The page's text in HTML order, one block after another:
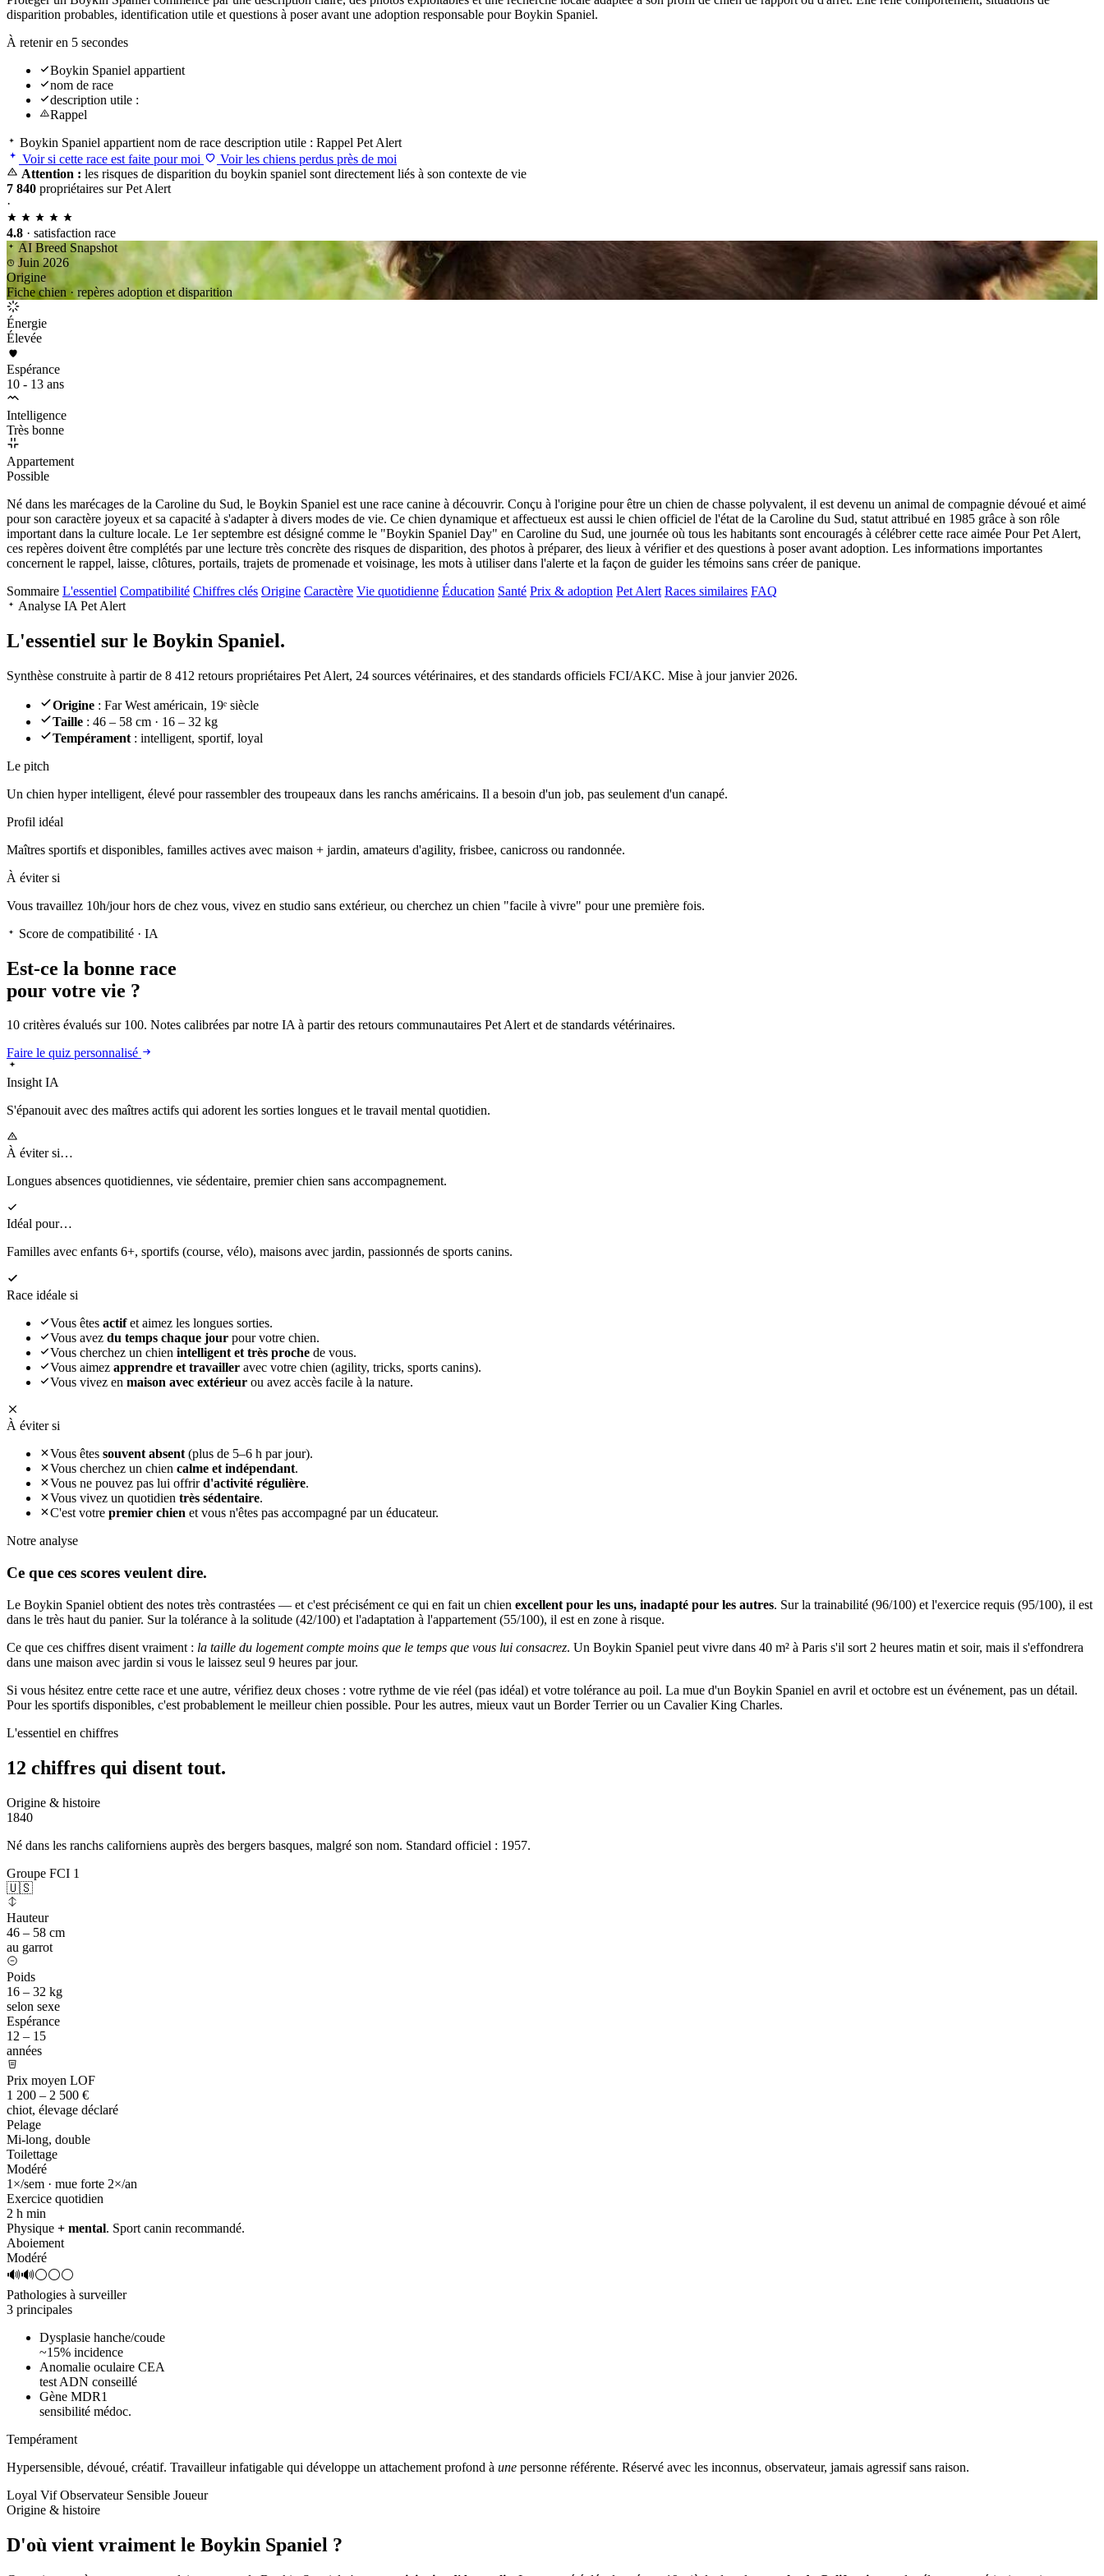
disparition probables, identification utile et questions à poser avant une adoption responsable pour Boykin Spaniel.
À retenir en 5 secondes
Boykin Spaniel appartient
nom de race
description utile :
Rappel
Boykin Spaniel appartient nom de race description utile : Rappel Pet Alert
Voir si cette race est faite pour moi
Voir les chiens perdus près de moi
Attention : les risques de disparition du boykin spaniel sont directement liés à son contexte de vie
7 840 propriétaires sur Pet Alert
·
4.8 · satisfaction race
AI Breed Snapshot
Juin 2026
Origine
Fiche chien · repères adoption et disparition
Énergie
Élevée
Espérance
10 - 13 ans
Intelligence
Très bonne
Appartement
Possible
Né dans les marécages de la Caroline du Sud, le Boykin Spaniel est une race canine à découvrir. Conçu à l'origine pour être un chien de chasse polyvalent, il est devenu un animal de compagnie dévoué et aimé
pour son caractère joyeux et sa capacité à s'adapter à divers modes de vie. Ce chien dynamique et affectueux est aussi le chien officiel de l'état de la Caroline du Sud, statut attribué en 1985 grâce à son rôle
important dans la culture locale. Le 1er septembre est désigné comme le "Boykin Spaniel Day" en Caroline du Sud, une journée où tous les habitants sont encouragés à célébrer cette race aimée Pour Pet Alert,
ces repères doivent être complétés par une lecture très concrète des risques de disparition, des photos à préparer, des lieux à vérifier et des questions à poser avant adoption. Les informations importantes
concernent le rappel, laisse, clôtures, portails, trajets de promenade et voisinage, les mots à utiliser dans l'alerte et la façon de guider les témoins sans créer de panique.
Sommaire L'essentiel Compatibilité Chiffres clés Origine Caractère Vie quotidienne Éducation Santé Prix & adoption Pet Alert Races similaires FAQ
Analyse IA Pet Alert
L'essentiel sur le Boykin Spaniel.
Synthèse construite à partir de 8 412 retours propriétaires Pet Alert, 24 sources vétérinaires, et des standards officiels FCI/AKC. Mise à jour janvier 2026.
Origine : Far West américain, 19ᵉ siècle
Taille : 46 – 58 cm · 16 – 32 kg
Tempérament : intelligent, sportif, loyal
Le pitch
Un chien hyper intelligent, élevé pour rassembler des troupeaux dans les ranchs américains. Il a besoin d'un job, pas seulement d'un canapé.
Profil idéal
Maîtres sportifs et disponibles, familles actives avec maison + jardin, amateurs d'agility, frisbee, canicross ou randonnée.
À éviter si
Vous travaillez 10h/jour hors de chez vous, vivez en studio sans extérieur, ou cherchez un chien "facile à vivre" pour une première fois.
Score de compatibilité · IA
Est-ce la bonne race
pour votre vie ?
10 critères évalués sur 100. Notes calibrées par notre IA à partir des retours communautaires Pet Alert et de standards vétérinaires.
Faire le quiz personnalisé
Insight IA
S'épanouitavec des maîtres actifs qui adorent les sorties longues et le travail mental quotidien.
À éviter si…
Longues absences quotidiennes, vie sédentaire, premier chien sans accompagnement.
Idéal pour…
Familles avec enfants 6+, sportifs (course, vélo), maisons avec jardin, passionnés de sports canins.
Race idéale si
Vous êtes actifet aimez les longues sorties.
Vous avez du temps chaque jour pour votre chien.
Vous cherchez un chien intelligent et très proche de vous.
Vous aimez apprendre et travailler avec votre chien (agility, tricks, sports canins).
Vous vivez en maison avec extérieur ou avez accès facile à la nature.
À éviter si
Vous êtes souvent absent(plus de 5–6 h par jour).
Vous cherchez un chien calme et indépendant.
Vous ne pouvez pas lui offrird'activité régulière.
Vous vivez un quotidien très sédentaire.
C'est votre premier chien et vous n'êtes pas accompagné par un éducateur.
Notre analyse
Ce que ces scores veulent dire.
Le Boykin Spaniel obtient des notes très contrastées — et c'est précisément ce qui en fait un chien excellent pour les uns, inadapté pour les autres. Sur la trainabilité (96/100) et l'exercice requis (95/100), il est
dans le très haut du panier. Sur la tolérance à la solitude (42/100) et l'adaptation à l'appartement (55/100), il est en zone à risque.
Ce que ces chiffres disent vraiment : la taille du logement compte moins que le temps que vous lui consacrez. Un Boykin Spaniel peut vivre dans 40 m² à Paris s'il sort 2 heures matin et soir, mais il s'effondrera
dans une maison avec jardin si vous le laissez seul 9 heures par jour.
Si vous hésitez entre cette race et une autre, vérifiez deux choses : votre rythme de vie réel (pas idéal) et votre tolérance au poil. La mue d'un Boykin Spaniel en avril et octobre est un événement, pas un détail.
Pour les sportifs disponibles, c'est probablement le meilleur chien possible. Pour les autres, mieux vaut un Border Terrier ou un Cavalier King Charles.
L'essentiel en chiffres
12 chiffres qui disent tout.
Origine & histoire
1840
Né dans les ranchs californiens auprès des bergers basques, malgré son nom. Standard officiel : 1957.
Groupe FCI 1
🇺🇸
Hauteur
46 – 58 cm
au garrot
Poids
16 – 32 kg
selon sexe
Espérance
12 – 15
années
Prix moyen LOF
1 200 – 2 500 €
chiot, élevage déclaré
Pelage
Mi-long, double
Toilettage
Modéré
1×/sem · mue forte 2×/an
Exercice quotidien
2 h min
Physique + mental. Sport canin recommandé.
Aboiement
Modéré
🔊🔊⚪⚪⚪
Pathologies à surveiller
3 principales
Dysplasie hanche/coude
~15% incidence
Anomalie oculaire CEA
test ADN conseillé
Gène MDR1
sensibilité médoc.
Tempérament
Hypersensible, dévoué, créatif. Travailleur infatigable qui développe un attachement profond à une personne référente. Réservé avec les inconnus, observateur, jamais agressif sans raison.
Loyal Vif Observateur Sensible Joueur
Origine & histoire
D'où vient vraiment le Boykin Spaniel ?